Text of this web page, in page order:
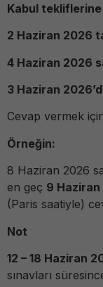
Kabul
2 Haziran 2026
4 Haziran 2026
3 Haziran
Cevap vermek
Örneğin:
8 Haziran 2026
en geç 9
(Paris saatiyle)
Not
12 – 18 Haziran
sınavları